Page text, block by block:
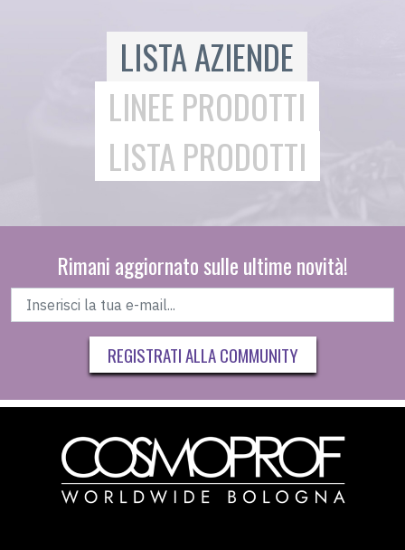
LISTA AZIENDE
LINEE PRODOTTI
LISTA PRODOTTI
Rimani aggiornato sulle ultime novità!
REGISTRATI ALLA COMMUNITY